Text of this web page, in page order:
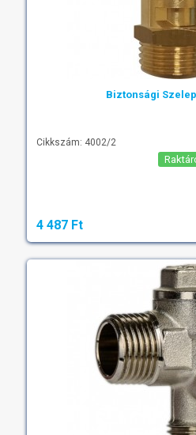
Biztonsági
Cikkszám: 4002/2
4 487 Ft‎